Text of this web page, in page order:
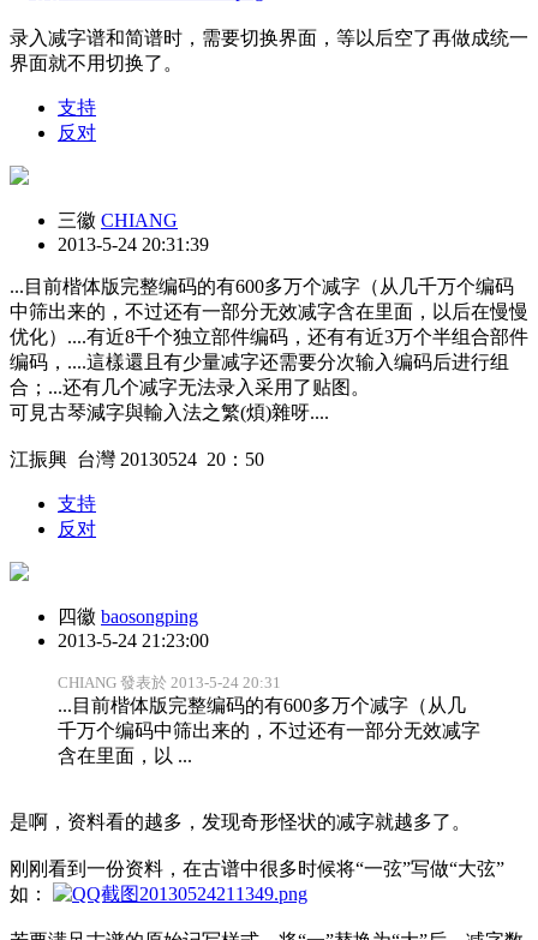
录入减字谱和简谱时，需要切换界面，等以后空了再做成统一
界面就不用切换了。
支持
反对
三徽 CHIANG
2013-5-24 20:31:39
...目前楷体版完整编码的有600多万个减字（从几千万个编码
中筛出来的，不过还有一部分无效减字含在里面，以后在慢慢
优化）....有近8千个独立部件编码，还有有近3万个半组合部件
编码，....這樣還且有少量减字还需要分次输入编码后进行组
合；...还有几个减字无法录入采用了贴图。
可見古琴減字與輸入法之繁(煩)雜呀....
江振興 台灣 20130524 20：50
支持
反对
四徽 baosongping
2013-5-24 21:23:00
CHIANG 發表於 2013-5-24 20:31
...目前楷体版完整编码的有600多万个减字（从几
千万个编码中筛出来的，不过还有一部分无效减字
含在里面，以 ...
是啊，资料看的越多，发现奇形怪状的减字就越多了。
刚刚看到一份资料，在古谱中很多时候将“一弦”写做“大弦”
如：